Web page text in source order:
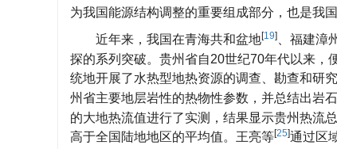
为我国能源结构调整的重要组成部分，也是我
近年来，我国在青海共和盆地[19] 、福建漳
探的系列突破。贵州省自20世纪70年代以来，
统地开展了水热型地热资源的调查、勘查和研究
州省主要地层岩性的热物性参数，并总结出岩
的大地热流值进行了实测，结果显示贵州热流
高于全国陆地地区的平均值。王亮等[25]通过区